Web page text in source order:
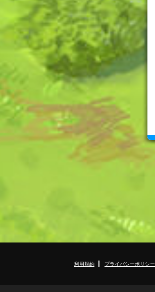
利用規約 プライバシーポリシー